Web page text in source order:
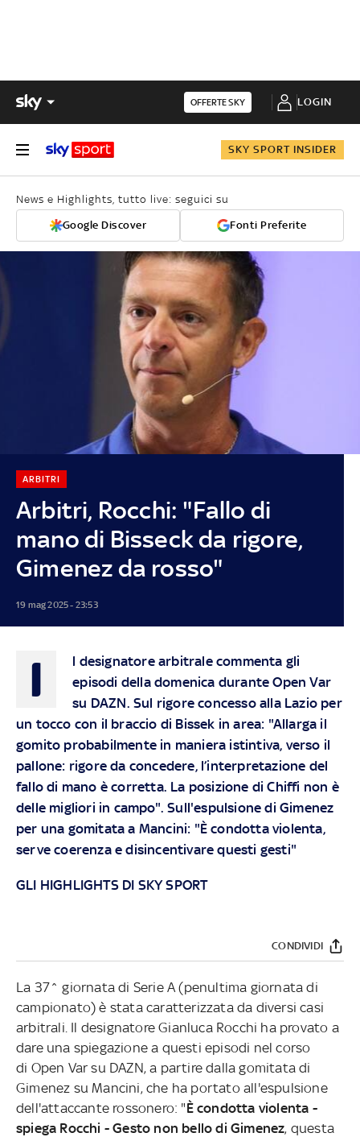
OFFERTE SKY LOGIN
SKY SPORT INSIDER
News e Highlights, tutto live: seguici su
Google Discover Fonti Preferite
Arbitri, Rocchi: "Fallo di
mano di Bisseck da rigore,
Gimenez da rosso"
ARBITRI
19 mag 2025 - 23:53
I
l designatore arbitrale commenta gli
episodi della domenica durante Open Var
su DAZN. Sul rigore concesso alla Lazio per
un tocco con il braccio di Bissek in area: "Allarga il
gomito probabilmente in maniera istintiva, verso il
pallone: rigore da concedere, l’interpretazione del
fallo di mano è corretta. La posizione di Chiffi non è
delle migliori in campo". Sull'espulsione di Gimenez
per una gomitata a Mancini: "È condotta violenta,
serve coerenza e disincentivare questi gesti"
GLI HIGHLIGHTS DI SKY SPORT
CONDIVIDI
La 37^ giornata di Serie A (penultima giornata di
campionato) è stata caratterizzata da diversi casi
arbitrali. Il designatore Gianluca Rocchi ha provato a
dare una spiegazione a questi episodi nel corso
di Open Var su DAZN, a partire dalla gomitata di
Gimenez su Mancini, che ha portato all'espulsione
dell'attaccante rossonero: "È condotta violenta -
spiega Rocchi - Gesto non bello di Gimenez, questa